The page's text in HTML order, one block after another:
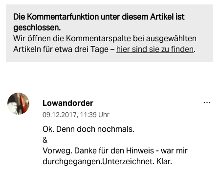
Die Kommentarfunktion unter diesem Artikel ist
geschlossen.
Wir öffnen die Kommentarspalte bei ausgewählten
Artikeln für etwa drei Tage – hier sind sie zu finden.
Lowandorder
09.12.2017, 11:39 Uhr
Ok. Denn doch nochmals.
&
Vorweg. Danke für den Hinweis - war mir
durchgegangen.Unterzeichnet. Klar.